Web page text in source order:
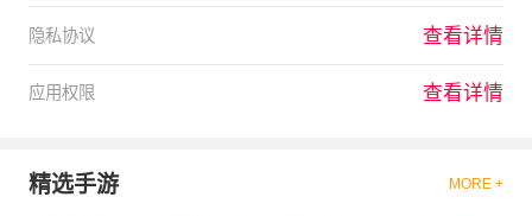
隐私协议 查看详情
应用权限 查看详情
精选手游 MORE +